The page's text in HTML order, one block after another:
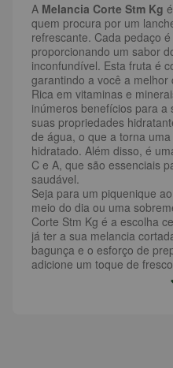
A Melancia Corte Stm Kg
quem procura por um
refrescante. Cada pedaço
proporcionando um sabor
inconfundível. Esta fruta é
garantindo a você a melhor
Rica em vitaminas e
inúmeros benefícios para a
suas propriedades
de água, o que a torna
hidratado. Além disso, é
C e A, que são essenciais
saudável.
Seja para um piquenique
meio do dia ou uma
Corte Stm Kg é a escolha
já ter a sua melancia
bagunça e o esforço de
adicione um toque de